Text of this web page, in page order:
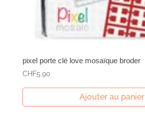
pixel porte clé love mosaïque broder
CHF5.90
Ajouter au panier